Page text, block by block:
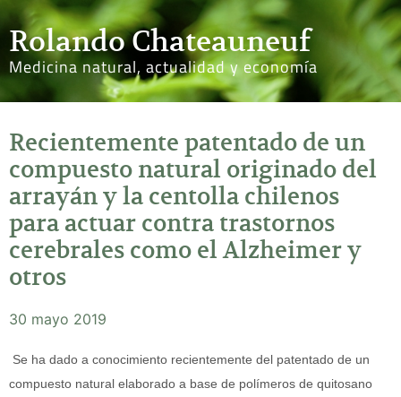
Rolando Chateauneuf
Medicina natural, actualidad y economía
Recientemente patentado de un
compuesto natural originado del
arrayán y la centolla chilenos
para actuar contra trastornos
cerebrales como el Alzheimer y
otros
30 mayo 2019
Se ha dado a conocimiento recientemente del patentado de un
compuesto natural elaborado a base de polímeros de quitosano